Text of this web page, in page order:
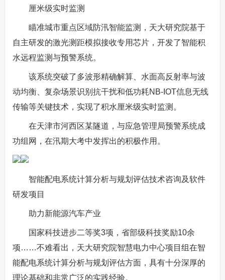
厘米级实时监测
瞄准城市重点区域防汛智能监测，天大研究院基于
自主研发的激光测距模拟接收专用芯片，开发了智能积
水远程监测与预警系统。
该系统突破了多波形精确解算、水面高反射率与波
动均衡、复杂场景识别抗干扰和低功耗NB-IOT信息无线
传输等关键技术，实现了积水厘米级实时监测。
在天津市河西区某隧道，与应急管理局预警系统成
功组网，在汛期大考中发挥出的积极作用。
智能配电系统计算分析与规划评估技术咨询及软件
研发项目
助力新能源汽车产业
国家科技进步二等奖3项，省部级科技奖励10余
项……不难看出，天大研究院智慧电力中心项目组在智
能配电系统计算分析与规划评估方面，具有十分深厚的
理论基础和非常广泛的实践经验。